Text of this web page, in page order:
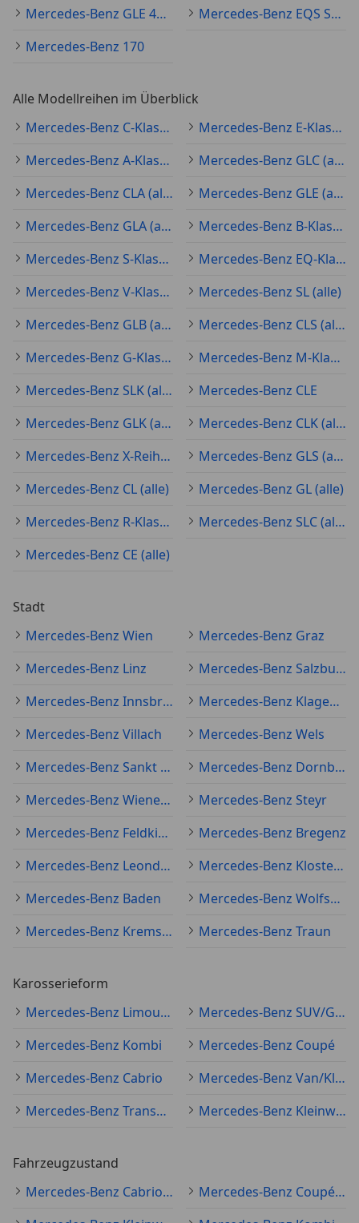
Mercedes-Benz GLE 43 AMG
Mercedes-Benz EQS SUV
Mercedes-Benz 170
Alle Modellreihen im Überblick
Mercedes-Benz C-Klasse (alle)
Mercedes-Benz E-Klasse (alle)
Mercedes-Benz A-Klasse (alle)
Mercedes-Benz GLC (alle)
Mercedes-Benz CLA (alle)
Mercedes-Benz GLE (alle)
Mercedes-Benz GLA (alle)
Mercedes-Benz B-Klasse (alle)
Mercedes-Benz S-Klasse (alle)
Mercedes-Benz EQ-Klasse (alle)
Mercedes-Benz V-Klasse (alle)
Mercedes-Benz SL (alle)
Mercedes-Benz GLB (alle)
Mercedes-Benz CLS (alle)
Mercedes-Benz G-Klasse (alle)
Mercedes-Benz M-Klasse (alle)
Mercedes-Benz SLK (alle)
Mercedes-Benz CLE
Mercedes-Benz GLK (alle)
Mercedes-Benz CLK (alle)
Mercedes-Benz X-Reihe (alle)
Mercedes-Benz GLS (alle)
Mercedes-Benz CL (alle)
Mercedes-Benz GL (alle)
Mercedes-Benz R-Klasse (alle)
Mercedes-Benz SLC (alle)
Mercedes-Benz CE (alle)
Stadt
Mercedes-Benz Wien
Mercedes-Benz Graz
Mercedes-Benz Linz
Mercedes-Benz Salzburg
Mercedes-Benz Innsbruck
Mercedes-Benz Klagenfurt am Wörthersee
Mercedes-Benz Villach
Mercedes-Benz Wels
Mercedes-Benz Sankt Pölten
Mercedes-Benz Dornbirn
Mercedes-Benz Wiener Neustadt
Mercedes-Benz Steyr
Mercedes-Benz Feldkirch
Mercedes-Benz Bregenz
Mercedes-Benz Leonding
Mercedes-Benz Klosterneuburg
Mercedes-Benz Baden
Mercedes-Benz Wolfsberg
Mercedes-Benz Krems an der Donau
Mercedes-Benz Traun
Karosserieform
Mercedes-Benz Limousine
Mercedes-Benz SUV/Geländewagen/Pickup
Mercedes-Benz Kombi
Mercedes-Benz Coupé
Mercedes-Benz Cabrio
Mercedes-Benz Van/Kleinbus
Mercedes-Benz Transporter
Mercedes-Benz Kleinwagen
Fahrzeugzustand
Mercedes-Benz Cabrio Gebraucht
Mercedes-Benz Coupé Gebraucht